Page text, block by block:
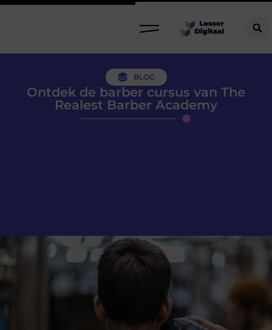
BLOG
Ontdek de barber cursus van The
Realest Barber Academy